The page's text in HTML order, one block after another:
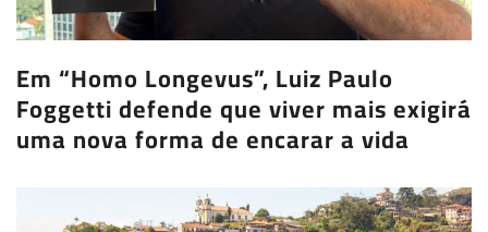
Em “Homo Longevus”, Luiz Paulo
Foggetti defende que viver mais exigirá
uma nova forma de encarar a vida